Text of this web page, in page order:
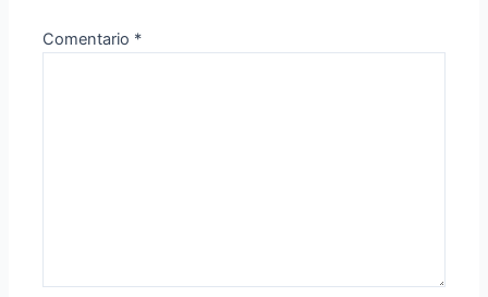
Comentario *